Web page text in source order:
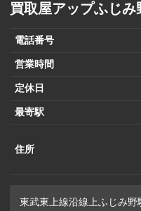
買取屋アップふじみ
電話番号
営業時間
定休日
最寄駅
住所
東武東上線沿線上ふじみ